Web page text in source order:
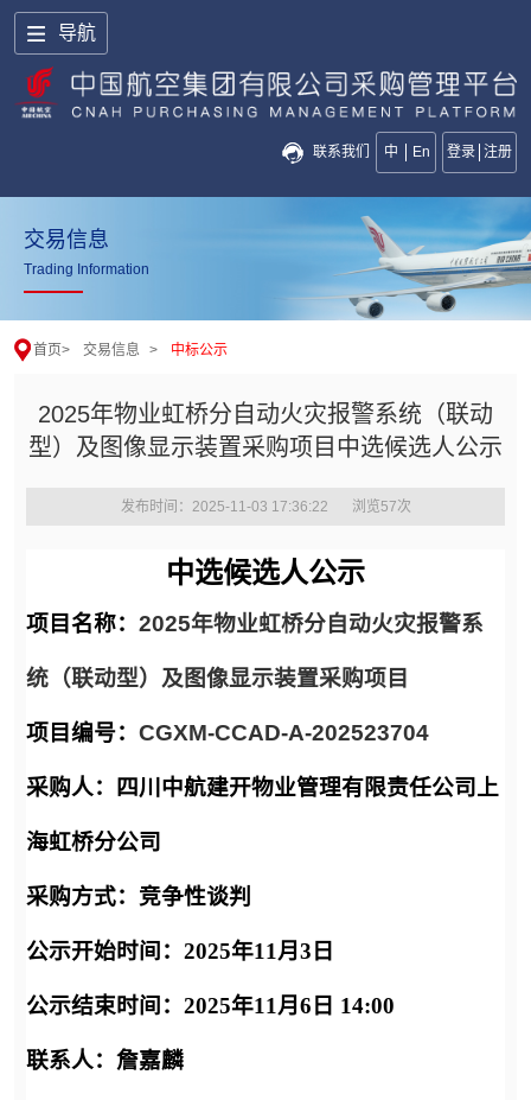
导航
联系我们 中 En 登录 注册
交易信息
Trading Information
首页> 交易信息 > 中标公示
2025年物业虹桥分自动火灾报警系统（联动
型）及图像显示装置采购项目中选候选人公示
发布时间：2025-11-03 17:36:22 浏览57次
中选候选人公示
项目名称： 2025年物业虹桥分自动火灾报警系
统（联动型）及图像显示装置采购项目
项目编号： CGXM-CCAD-A-202523704
采购人：四川中航建开物业管理有限责任公司上
海虹桥分公司
采购方式：竞争性谈判
公示开始时间：2025年11月3 日
公示结束时间：2025年11月 6 日 14:00
联系人：詹嘉麟